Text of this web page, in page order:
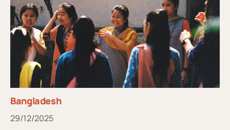
Bangladesh
29/12/2025